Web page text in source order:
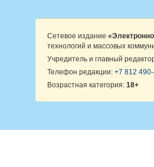
Сетевое издание
технологий и массовых
Учредитель и главный
Телефон редакции: +7 812
Возрастная категория: 18+